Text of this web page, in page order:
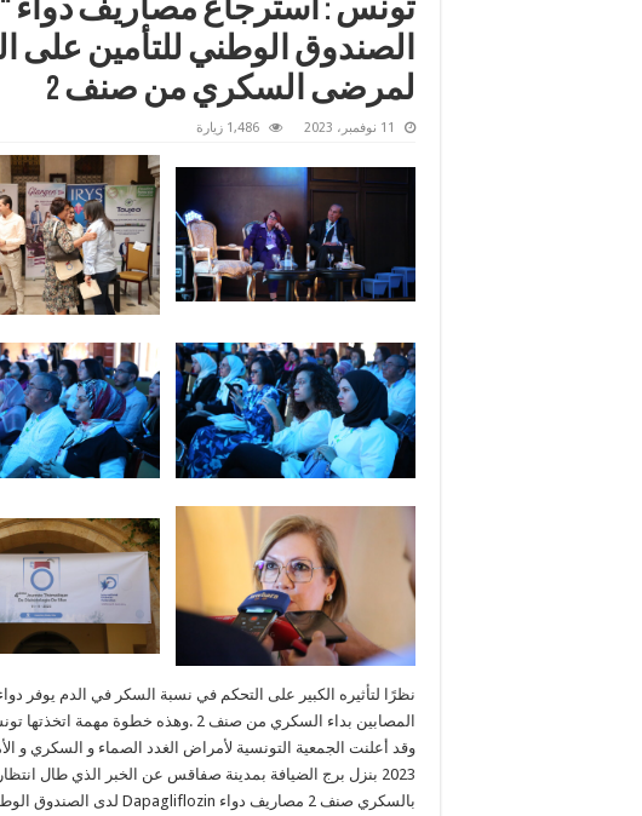
الصندوق الوطني للتأمين على
لمرضى السكري من صنف 2
11 نوفمبر، 2023 1,486 زيارة
المصابين بداء السكري من صنف 2 .وهذه خطوة مهمة اتخذتها تونس مؤخرا في علاج مرض السكري من هذا الصنف .
2023 بنزل برج الضيافة بمدينة صفاقس عن الخبر الذي طال